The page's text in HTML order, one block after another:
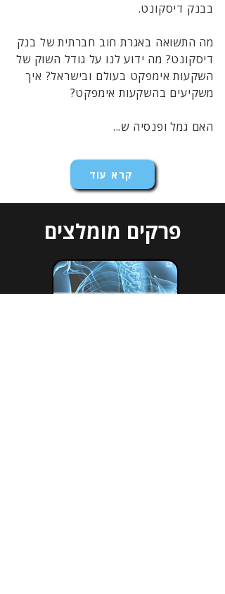
בבנק דיסקונט.
מה התשואה באגרת חוב חברתית של בנק
דיסקונט? מה ידוע לנו על גודל השוק של
השקעות אימפקט בעולם ובישראל? איך
משקיעים בהשקעות אימפקט?
האם גמל ופנסיה ש...
קרא עוד
פרקים מומלצים